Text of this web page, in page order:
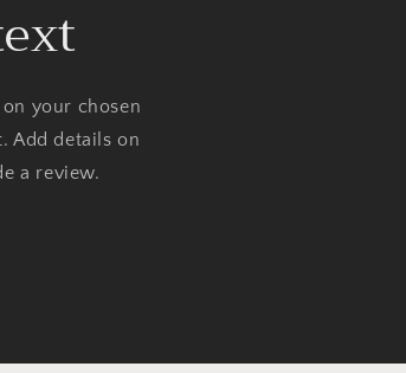
your chosen
Add details on
a review.